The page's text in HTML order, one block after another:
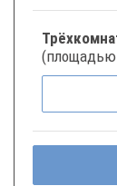
(площадью